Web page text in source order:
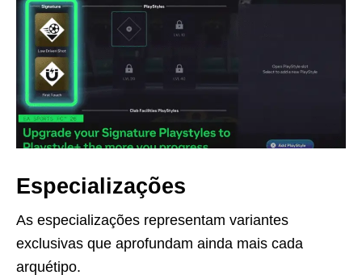
Especializações
As especializações representam variantes
exclusivas que aprofundam ainda mais cada
arquétipo.